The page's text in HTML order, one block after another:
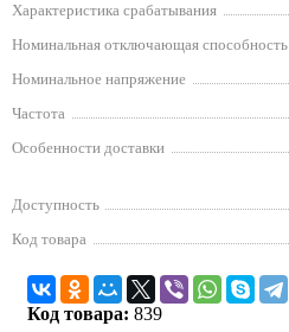
Характеристика срабатывания
Номинальная отключающая способность
Номинальное напряжение
Частота
Особенности доставки
Доступность
Код товара
Код товара: 839